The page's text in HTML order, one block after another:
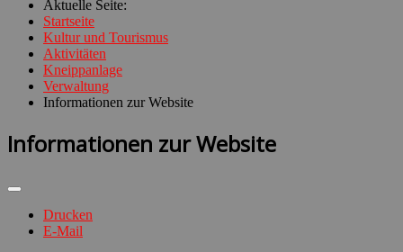
Aktuelle Seite:
Startseite
Kultur und Tourismus
Aktivitäten
Kneippanlage
Verwaltung
Informationen zur Website
Informationen zur Website
Drucken
E-Mail